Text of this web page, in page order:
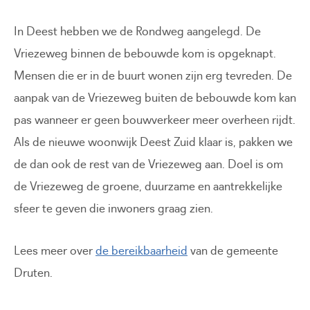
In Deest hebben we de Rondweg aangelegd. De
Vriezeweg binnen de bebouwde kom is opgeknapt.
Mensen die er in de buurt wonen zijn erg tevreden. De
aanpak van de Vriezeweg buiten de bebouwde kom kan
pas wanneer er geen bouwverkeer meer overheen rijdt.
Als de nieuwe woonwijk Deest Zuid klaar is, pakken we
de dan ook de rest van de Vriezeweg aan. Doel is om
de Vriezeweg de groene, duurzame en aantrekkelijke
sfeer te geven die inwoners graag zien.
Lees meer overde bereikbaarheid van de gemeente
Druten.